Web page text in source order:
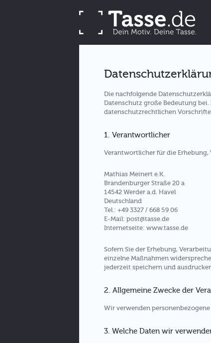
Die nachfolgende
Datenschutz große Bedeutung
datenschutzrechtlichen
1. Verantwortlicher
Verantwortlicher für die Erhebung,
Mathias Meinert e.K.
Brandenburger Straße 20 a
14542 Werder a.d. Havel
Deutschland
Tel.: +49 3327 / 668 59 06
E-Mail: post@tasse.de
Internetseite: www.tasse.de
Sofern Sie der Erhebung,
einzelne Maßnahmen
jederzeit speichern und
2. Allgemeine Zwecke der
Wir verwenden
3. Welche Daten wir